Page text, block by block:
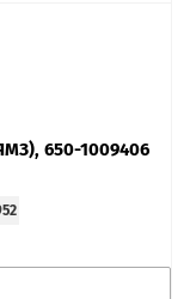
650-1009406